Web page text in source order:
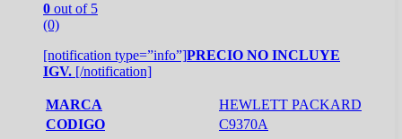
0 out of 5
(0)
[notification type=”info”]PRECIO NO INCLUYE
IGV. [/notification]
MARCA
HEWLETT PACKARD
CODIGO
C9370A